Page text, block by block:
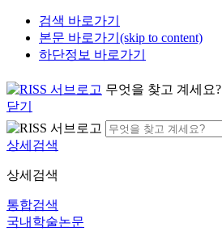
검색 바로가기
본문 바로가기(skip to content)
하단정보 바로가기
무엇을 찾고 계세요?
닫기
상세검색
상세검색
통합검색
국내학술논문